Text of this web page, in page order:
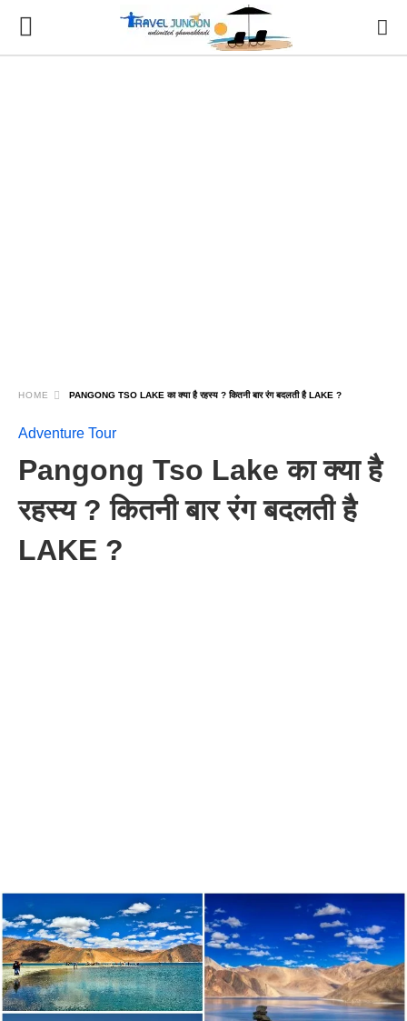
HOME PANGONG TSO LAKE का क्या है रहस्य ? कितनी बार रंग बदलती है LAKE ?
Adventure Tour
Pangong Tso Lake का क्या है
रहस्य ? कितनी बार रंग बदलती है
LAKE ?